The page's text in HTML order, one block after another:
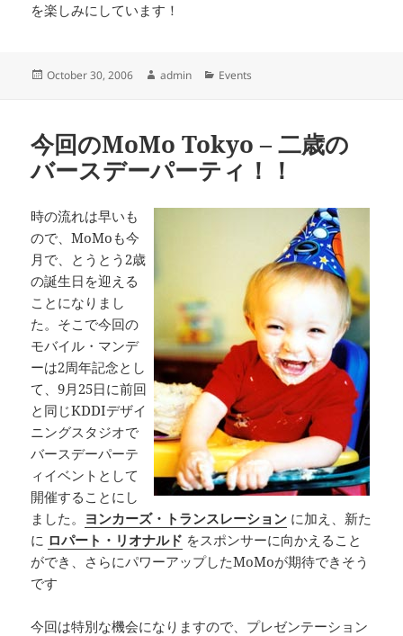
を楽しみにしています！
Posted
October 30, 2006 Author
admin Categories
Events
今回のMoMo Tokyo – 二歳の
バースデーパーティ！！
時の流れは早いも
ので、MoMoも今
月で、とうとう2歳
の誕生日を迎える
ことになりまし
た。そこで今回の
モバイル・マンデ
ーは2周年記念とし
て、9月25日に前回
と同じKDDIデザイ
ニングスタジオで
バースデーパーテ
ィイベントとして
開催することにし
ました。 ヨンカーズ・トランスレーション に加え、新た
に ロパート・リオナルド をスポンサーに向かえること
ができ、さらにパワーアップしたMoMoが期待できそう
です
今回は特別な機会になりますので、プレゼンテーション